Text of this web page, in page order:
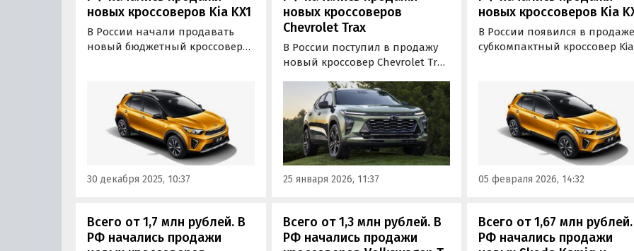
новых кроссоверов Kia KX1
В России начали продавать
новый бюджетный кроссовер
Dongfeng Yueda Kia в КНР.
Приобрести его можно в
основном под заказ, а цены на
одном из сайтов объявлений
сейчас стартуют от 1 500 000
30 декабря 2025, 10:37
новых кроссоверов
Chevrolet Trax
В России поступил в продажу
новый кроссовер Chevrolet Trax
предлагается только под заказ
и стоит на одном из
классифайдов минимум 1 460
000 рублей, сообщает портал
«Автоновости дня».
25 января 2026, 11:37
новых кроссоверов Kia
В России появился в
субкомпактный кроссовер Kia
чем новая LADA Vesta. Цены
него на одном из сайтов
объявлений сейчас стартуют
1,4 млн рублей, сообщает
портал «Автоновости дня».
05 февраля 2026, 14:32
Всего от 1,7 млн рублей. В
РФ начались продажи
Всего от 1,3 млн рублей. В
РФ начались продажи
Всего от 1,67 млн
РФ начались продажи